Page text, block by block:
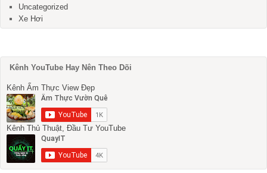
Uncategorized
Xe Hơi
Kênh YouTube Hay Nên Theo Dõi
Kênh Ẩm Thực View Đẹp
Kênh Thủ Thuật, Đầu Tư YouTube